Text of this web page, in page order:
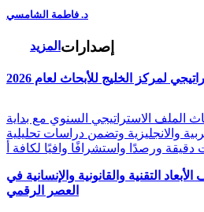
د. فاطمة الشامسي
المزيد إصدارات
لمركز الخليج للأبحاث لعام 2026
الملف الاستراتيجي السنوي مع بداية
العربية والانجليزية وتضمن دراسات تحليلية
ورصدًا واستشرافًا وافيًا لكافة أ
التقنية والقانونية والإنسانية في
العصر الرقمي